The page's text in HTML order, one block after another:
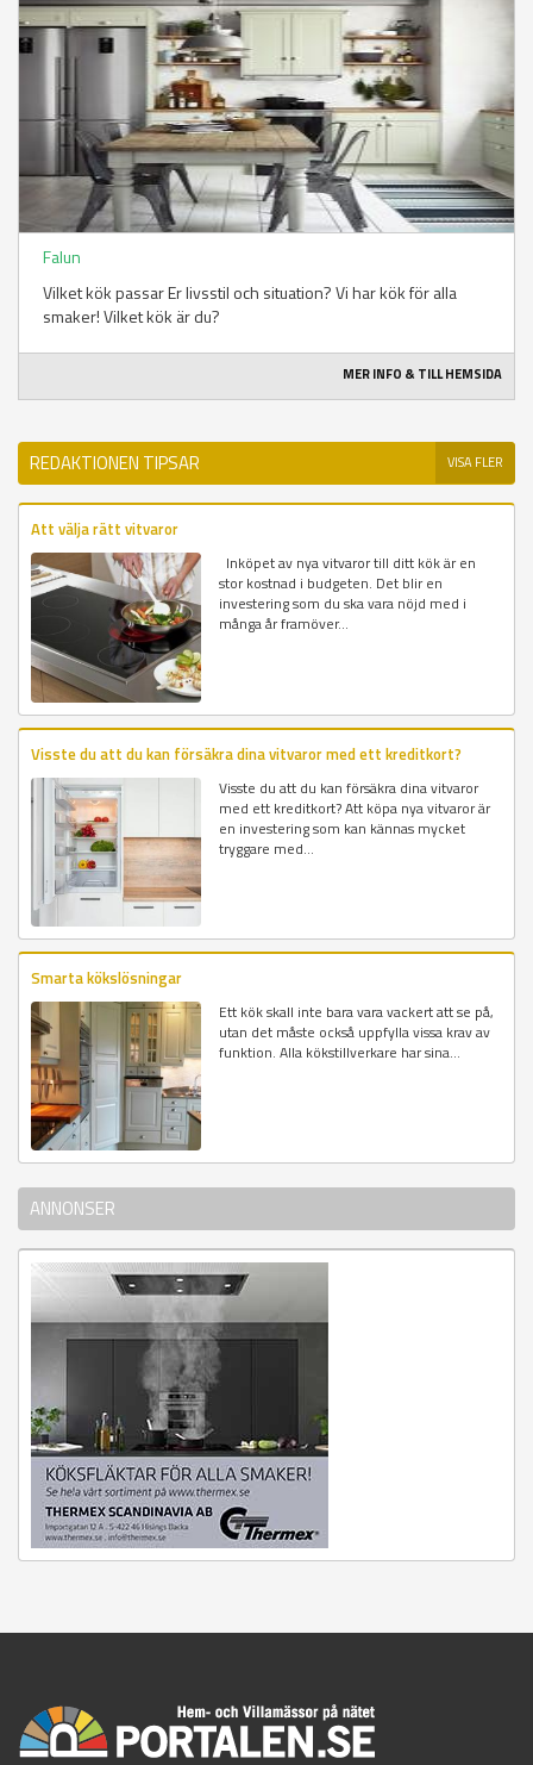
Falun
Vilket kök passar Er livsstil och situation? Vi har kök för alla
smaker! Vilket kök är du?
MER INFO & TILL HEMSIDA
REDAKTIONEN TIPSAR VISA FLER
Att välja rätt vitvaror
Inköpet av nya vitvaror till ditt kök är en
stor kostnad i budgeten. Det blir en
investering som du ska vara nöjd med i
många år framöver...
Visste du att du kan försäkra dina vitvaror med ett kreditkort?
Visste du att du kan försäkra dina vitvaror
med ett kreditkort? Att köpa nya vitvaror är
en investering som kan kännas mycket
tryggare med...
Smarta kökslösningar
Ett kök skall inte bara vara vackert att se på,
utan det måste också uppfylla vissa krav av
funktion. Alla kökstillverkare har sina...
ANNONSER